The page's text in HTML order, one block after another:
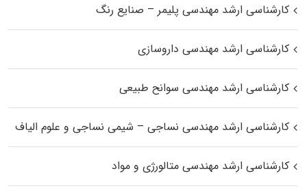
کارشناسی ارشد مهندسی پلیمر – صنایع رنگ
کارشناسی ارشد مهندسی داروسازی
کارشناسی ارشد مهندسی سوانح طبیعی
کارشناسی ارشد مهندسی نساجی – شیمی نساجی و علوم الیاف
کارشناسی ارشد مهندسی متالورژی و مواد